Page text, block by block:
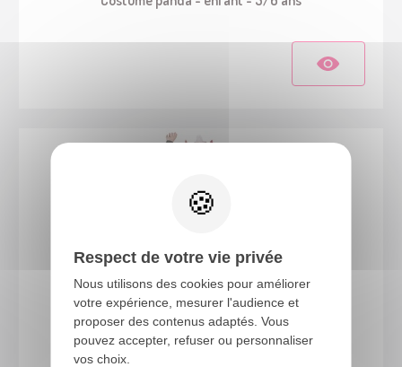
21060
Costume dragon - enfant - 3/4 ans
Respect de votre vie privée
Nous utilisons des cookies pour améliorer
votre expérience, mesurer l'audience et
proposer des contenus adaptés. Vous
pouvez accepter, refuser ou personnaliser
vos choix.